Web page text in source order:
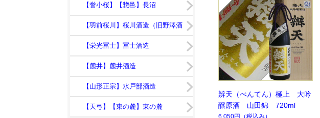
辨天（べんてん）極上 大吟
醸原酒 山田錦 720ml
6,050円 （税込み）
【誉小桜】【惣邑】長沼
【羽前桜川】桜川酒造（旧野澤酒
造店）
【栄光冨士】冨士酒造
【麓井】麓井酒造
【山形正宗】水戸部酒造
【天弓】【東の麓】東の麓